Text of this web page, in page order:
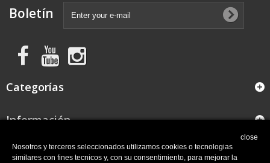
Boletín
Categorías
Información
close
Nosotros y terceros seleccionados utilizamos cookies o tecnologias
similares con fines tecnicos y, con su consentimiento, para mejorar la